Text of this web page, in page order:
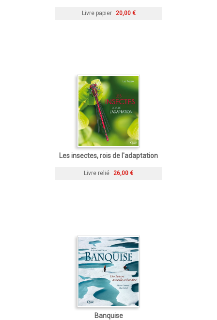
Livre papier 20,00 €
Les insectes, rois de l'adaptation
Livre relié 26,00 €
Banquise